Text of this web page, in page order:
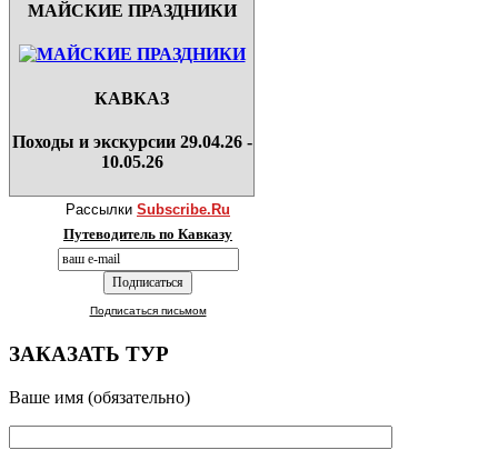
МАЙСКИЕ ПРАЗДНИКИ
КАВКАЗ
Походы и экскурсии 29.04.26 -
10.05.26
Рассылки Subscribe.Ru
Путеводитель по Кавказу
Подписаться письмом
ЗАКАЗАТЬ ТУР
Ваше имя (обязательно)